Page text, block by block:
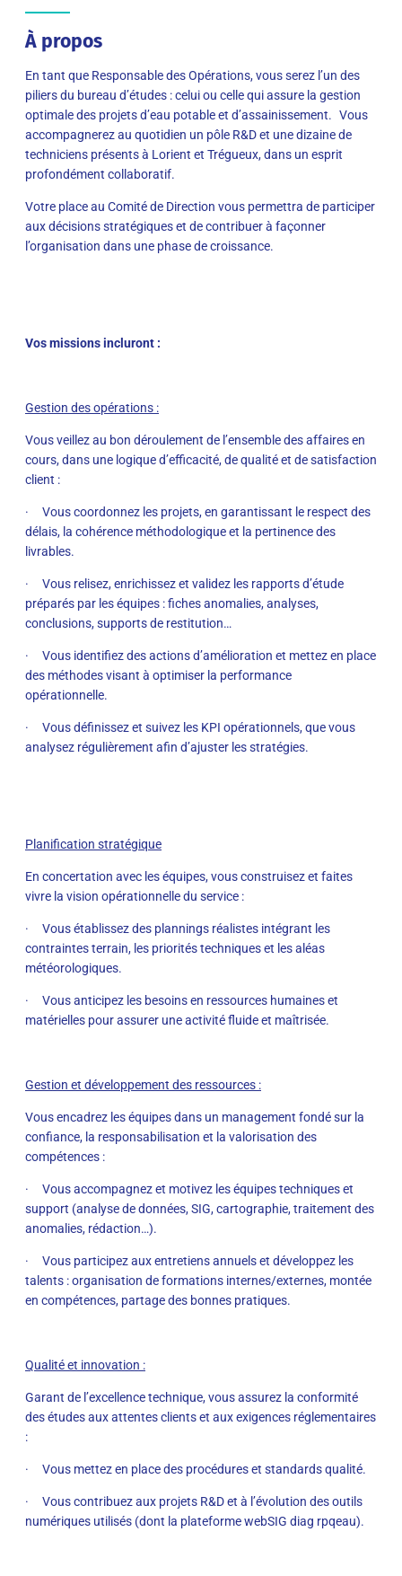
À propos
En tant que Responsable des Opérations, vous serez l’un des
piliers du bureau d’études : celui ou celle qui assure la gestion
optimale des projets d’eau potable et d’assainissement. Vous
accompagnerez au quotidien un pôle R&D et une dizaine de
techniciens présents à Lorient et Trégueux, dans un esprit
profondément collaboratif.
Votre place au Comité de Direction vous permettra de participer
aux décisions stratégiques et de contribuer à façonner
l’organisation dans une phase de croissance.
Vos missions incluront :
Gestion des opérations :
Vous veillez au bon déroulement de l’ensemble des affaires en
cours, dans une logique d’efficacité, de qualité et de satisfaction
client :
· Vous coordonnez les projets, en garantissant le respect des
délais, la cohérence méthodologique et la pertinence des
livrables.
· Vous relisez, enrichissez et validez les rapports d’étude
préparés par les équipes : fiches anomalies, analyses,
conclusions, supports de restitution…
· Vous identifiez des actions d’amélioration et mettez en place
des méthodes visant à optimiser la performance
opérationnelle.
· Vous définissez et suivez les KPI opérationnels, que vous
analysez régulièrement afin d’ajuster les stratégies.
Planification stratégique
En concertation avec les équipes, vous construisez et faites
vivre la vision opérationnelle du service :
· Vous établissez des plannings réalistes intégrant les
contraintes terrain, les priorités techniques et les aléas
météorologiques.
· Vous anticipez les besoins en ressources humaines et
matérielles pour assurer une activité fluide et maîtrisée.
Gestion et développement des ressources :
Vous encadrez les équipes dans un management fondé sur la
confiance, la responsabilisation et la valorisation des
compétences :
· Vous accompagnez et motivez les équipes techniques et
support (analyse de données, SIG, cartographie, traitement des
anomalies, rédaction…).
· Vous participez aux entretiens annuels et développez les
talents : organisation de formations internes/externes, montée
en compétences, partage des bonnes pratiques.
Qualité et innovation :
Garant de l’excellence technique, vous assurez la conformité
des études aux attentes clients et aux exigences réglementaires
:
· Vous mettez en place des procédures et standards qualité.
· Vous contribuez aux projets R&D et à l’évolution des outils
numériques utilisés (dont la plateforme webSIG diag rpqeau).